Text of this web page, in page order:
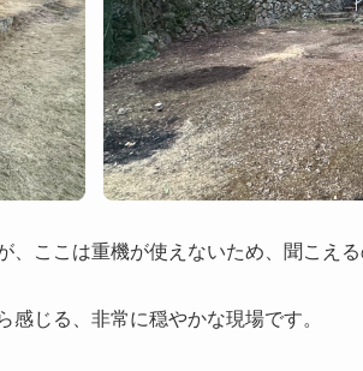
、ここは重機が使えないため、聞こえ
じる、非常に穏やかな現場です。